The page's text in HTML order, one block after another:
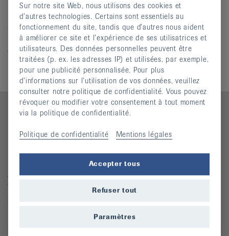
Bank UBS AG
CH83 0023 0230 5909 6001 F
Rheumaliga Schweiz
Josefstrasse 92
8005 Zürich
Contact
Ligue suisse contre le rhumatisme
Josefstrasse 92, 8005 Zürich
Téléphone: 044 487 40 00
Commande Téléphone: 044 487 40 10
Sur notre site Web, nous utilisons des cookies et
d’autres technologies. Certains sont essentiels au
fonctionnement du site, tandis que d’autres nous aident
à améliorer ce site et l’expérience de ses utilisatrices et
utilisateurs. Des données personnelles peuvent être
traitées (p. ex. les adresses IP) et utilisées, par exemple,
pour une publicité personnalisée. Pour plus
d’informations sur l’utilisation de vos données, veuillez
consulter notre politique de confidentialité. Vous pouvez
révoquer ou modifier votre consentement à tout moment
via la politique de confidentialité.
Politique de confidentialité Mentions légales
Accepter tous
Refuser tout
Paramètres